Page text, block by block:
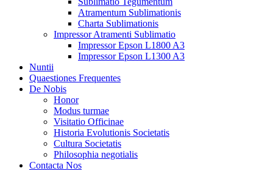
Atramentum Sublimationis
Charta Sublimationis
Impressor Atramenti Sublimatio
Impressor Epson L1800 A3
Impressor Epson L1300 A3
Nuntii
Quaestiones Frequentes
De Nobis
Honor
Modus turmae
Visitatio Officinae
Historia Evolutionis Societatis
Cultura Societatis
Philosophia negotialis
Contacta Nos